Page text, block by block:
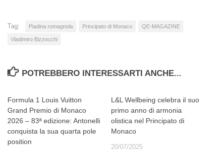
Tag: Piadina romagnola Principato di Monaco QE-MAGAZINE
Vladimiro Bizzocchi
POTREBBERO INTERESSARTI ANCHE...
Formula 1 Louis Vuitton
Grand Premio di Monaco
2026 – 83ª edizione: Antonelli
conquista la sua quarta pole
position
L&L Wellbeing celebra il suo
primo anno di armonia
olistica nel Principato di
Monaco
20/07/2025